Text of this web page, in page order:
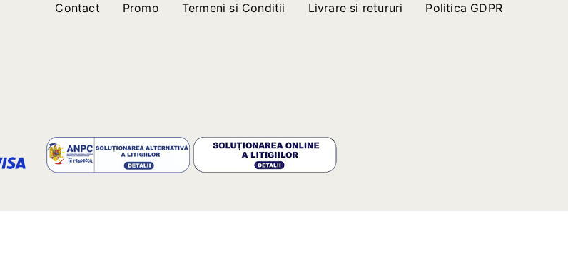
Contact Promo Termeni si Conditii Livrare si retururi
Politica GDPR